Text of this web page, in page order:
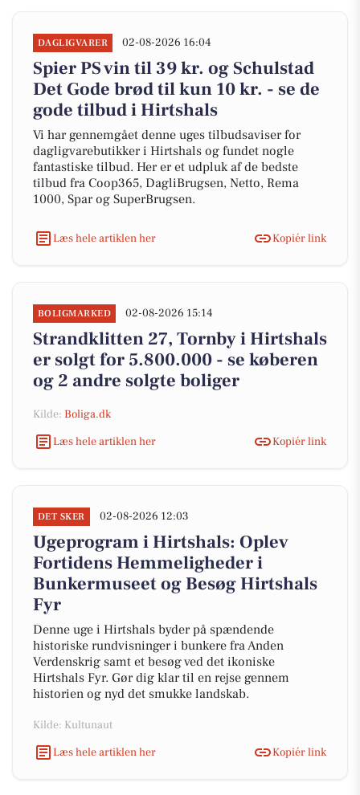
DAGLIGVARER 02-08-2026 16:04
Spier PS vin til 39 kr. og Schulstad
Det Gode brød til kun 10 kr. - se de
gode tilbud i Hirtshals
Vi har gennemgået denne uges tilbudsaviser for
dagligvarebutikker i Hirtshals og fundet nogle
fantastiske tilbud. Her er et udpluk af de bedste
tilbud fra Coop365, DagliBrugsen, Netto, Rema
1000, Spar og SuperBrugsen.
Læs hele artiklen her Kopiér link
BOLIGMARKED 02-08-2026 15:14
Strandklitten 27, Tornby i Hirtshals
er solgt for 5.800.000 - se køberen
og 2 andre solgte boliger
Kilde: Boliga.dk
Læs hele artiklen her
Kopiér link
DET SKER 02-08-2026 12:03
Ugeprogram i Hirtshals: Oplev
Fortidens Hemmeligheder i
Bunkermuseet og Besøg Hirtshals
Fyr
Denne uge i Hirtshals byder på spændende
historiske rundvisninger i bunkere fra Anden
Verdenskrig samt et besøg ved det ikoniske
Hirtshals Fyr. Gør dig klar til en rejse gennem
historien og nyd det smukke landskab.
Kilde: Kultunaut
Læs hele artiklen her
Kopiér link